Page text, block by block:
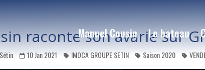
Manuel Cousin Le bateau
raconte son avarie sur
10 Jan 2021 IMOCA GROUPE SETIN Saison 2020